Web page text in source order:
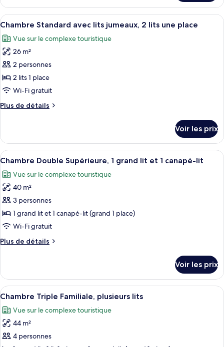
Standard,
1
grand
lit
le
type
de
Chambre
Double
Standard,
grand
lit
Afficher
toutes
les
photos
pour
ce
type
chambre :
avec
lits
jumeaux,
2
lits
une
place
Coffres-forts dans les chambres,
6
Chambre Standard avec lits jumeaux, 2 lits une place
Vue sur le complexe touristique
26 m²
2 personnes
2 lits 1 place
Wi-Fi gratuit
Plus de détails
Plus
le
type
de
Chambre
Standard
avec
lits
jumeaux,
2
lits
une
Voir les prix
Afficher
toutes
les
photos
pour
ce
type
chambre :
Supérieure,
1
grand
lit
et
1
Coffres-forts dans les chambres,
4
Chambre Double Supérieure, 1 grand lit et 1 canapé-lit
Vue sur le complexe touristique
40 m²
3 personnes
1 grand lit et 1 canapé-lit (grand 1 place)
Wi-Fi gratuit
Plus de détails
Plus
le
type
de
Chambre
Double
Supérieure,
Voir les prix
Afficher
toutes
les
photos
pour
Coffres-forts dans les chambres,
6
Chambre Triple Familiale, plusieurs lits
Vue sur le complexe touristique
44 m²
4 personnes